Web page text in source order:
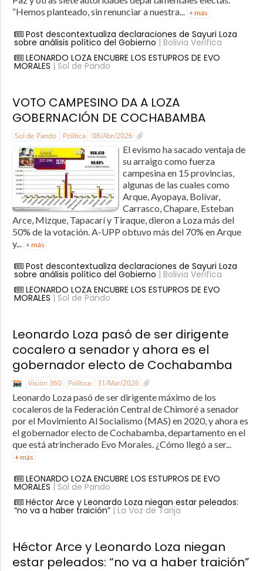
“Hemos planteado, sin renunciar a nuestra...
+ más
Post descontextualiza declaraciones de Sayuri Loza
sobre análisis político del Gobierno | Bolivia Verifica
LEONARDO LOZA ENCUBRE LOS ESTUPROS DE EVO
MORALES | Sol de Pando
VOTO CAMPESINO DA A LOZA
GOBERNACIÓN DE COCHABAMBA
Sol de Pando Política 08/Abr/2026
El evismo ha sacado ventaja de
su arraigo como fuerza
campesina en 15 provincias,
algunas de las cuales como
Arque, Ayopaya, Bolívar,
Carrasco, Chapare, Esteban
Arce, Mizque, Tapacarí y Tiraque, dieron a Loza más del
50% de la votación. A-UPP obtuvo más del 70% en Arque
y...
+ más
Post descontextualiza declaraciones de Sayuri Loza
sobre análisis político del Gobierno | Bolivia Verifica
LEONARDO LOZA ENCUBRE LOS ESTUPROS DE EVO
MORALES | Sol de Pando
Leonardo Loza pasó de ser dirigente
cocalero a senador y ahora es el
gobernador electo de Cochabamba
Visión 360 Política 31/Mar/2026
Leonardo Loza pasó de ser dirigente máximo de los
cocaleros de la Federación Central de Chimoré a senador
por el Movimiento Al Socialismo (MAS) en 2020, y ahora es
el gobernador electo de Cochabamba, departamento en el
que está atrincherado Evo Morales. ¿Cómo llegó a ser...
+ más
LEONARDO LOZA ENCUBRE LOS ESTUPROS DE EVO
MORALES | Sol de Pando
Héctor Arce y Leonardo Loza niegan estar peleados:
“no va a haber traición”| La Voz de Tarija
Héctor Arce y Leonardo Loza niegan
estar peleados: “no va a haber traición”